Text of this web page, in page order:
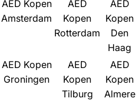
R
e
o
n
h
e
AED Kopen
Amsterdam
AED
Kopen
Rotterdam
AED
Kopen
Den
Haag
AED Kopen
Groningen
AED
Kopen
Tilburg
AED
Kopen
Almere